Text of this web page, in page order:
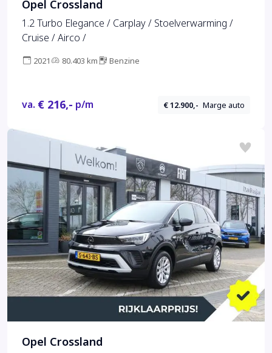
Opel Crossland
1.2 Turbo Elegance / Carplay / Stoelverwarming /
Cruise / Airco /
2021 80.403 km Benzine
va. € 216,- p/m € 12.900,- Marge auto
Opel Crossland